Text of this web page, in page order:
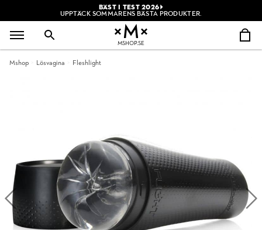
BÄST I TEST 2026
UPPTÄCK SOMMARENS BÄSTA PRODUKTER.
MSHOP.SE
Mshop Lösvagina Fleshlight